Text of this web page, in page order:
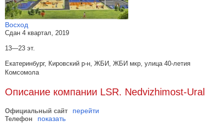
Восход
Сдан 4 квартал, 2019
13—23 эт.
Екатеринбург, Кировский р-н, ЖБИ, ЖБИ мкр, улица 40-летия
Комсомола
Описание компании LSR. Nedvizhimost-Ural
Официальный сайт перейти
Телефон показать